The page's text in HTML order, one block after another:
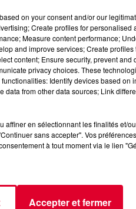
en France,
digitales les plus écoutées :
enrichit à présent son offre
électronique française),FG
nées aux États-Unis dans les
on your consent and/or our
Create profiles for personalised
Measure content performance;
and improve services; Create
content; Ensure security, prevent and
privacy choices. These
Identify devices based on
from other data sources; Link
affiner en sélectionnant les finalités et/
sans accepter". Vos
à tout moment via le lien
Accepter et fermer